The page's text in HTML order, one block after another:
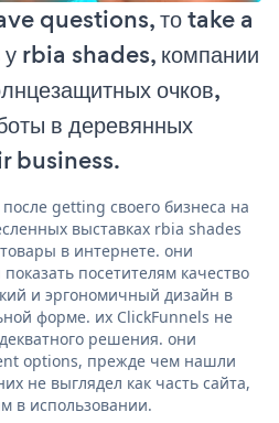
questions, то take a
у rbia shades, компании
очков,
в деревянных
business.
getting своего бизнеса на
выставках rbia shades
в интернете. они
посетителям качество
и эргономичный дизайн в
форме. их ClickFunnels не
решения. они
options, прежде чем нашли
не выглядел как часть сайта,
в использовании.